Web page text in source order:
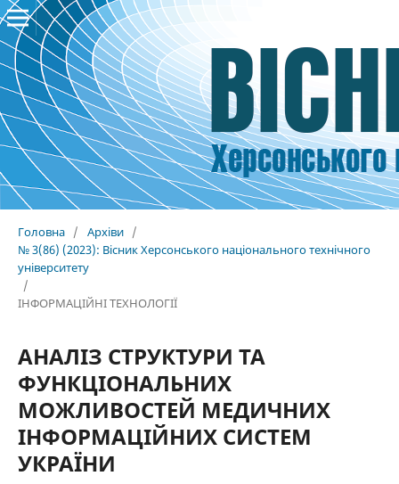
Головна / Архіви /
№ 3(86) (2023): Вісник Херсонського національного технічного
університету
/
ІНФОРМАЦІЙНІ ТЕХНОЛОГІЇ
АНАЛІЗ СТРУКТУРИ ТА
ФУНКЦІОНАЛЬНИХ
МОЖЛИВОСТЕЙ МЕДИЧНИХ
ІНФОРМАЦІЙНИХ СИСТЕМ
УКРАЇНИ